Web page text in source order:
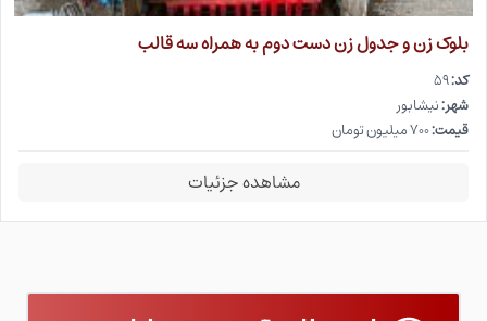
بلوک زن و جدول زن دست دوم به همراه سه قالب
کد:۵۹
شهر:نیشابور
قیمت:۷۰۰ میلیون تومان
مشاهده جزئیات